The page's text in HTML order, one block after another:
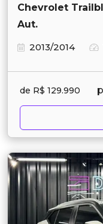
Chevrolet
Aut.
2013/2014
de R$ 129.990